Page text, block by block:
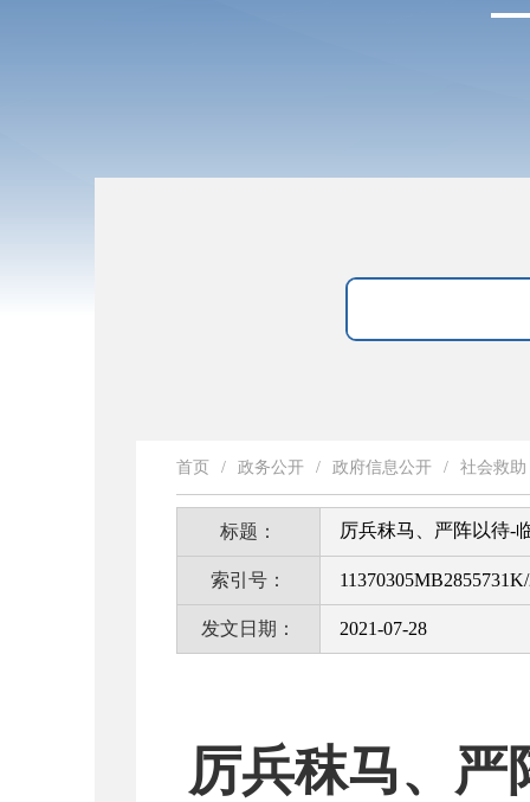
首页 / 政务公开 / 政府信息公开 / 社会救助
标题： 厉兵秣马、严阵以待-
索引号：
发文日期： 2021-07-28
厉兵秣马、严